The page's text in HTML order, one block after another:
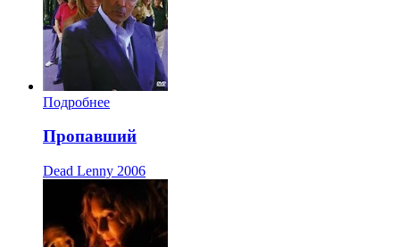
Подробнее
Пропавший
Dead Lenny 2006